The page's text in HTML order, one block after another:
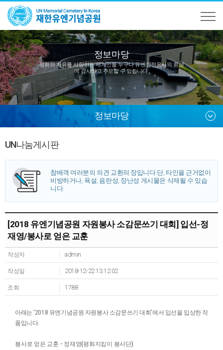
정보마당
평화와 자유를 사랑하는 세계인들 누구나유엔참전용사의 희생
에 감사하고 추모할 수 있습니다.
정보마당
UN나눔게시판
참배객 여러분의 의견 교환의 장입니다.단, 타인을 근거없이
비방하거나, 욕설, 음란성, 장난성 게시물은 삭제될 수 있습
니다.
[2018 유엔기념공원 자원봉사 소감문쓰기 대회] 입선-정
재영/봉사로 얻은 교훈
작성자 admin
작성일 2018-12-22 13:12:02
조회 1788
아래는 '2018 유엔기념공원 자원봉사 소감문쓰기 대회'에서 입선을 입상한 작
품입니다.
봉사로 얻은 교훈 - 정재영(평화지킴이 봉사단)